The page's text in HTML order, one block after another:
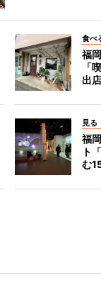
食べ
福
「
出店
見る
福
ト
む